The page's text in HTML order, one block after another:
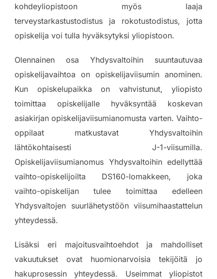
kohdeyliopistoon myös laaja
terveystarkastustodistus ja rokotustodistus, jotta
opiskelija voi tulla hyväksytyksi yliopistoon.
Olennainen osa Yhdysvaltoihin suuntautuvaa
opiskelijavaihtoa on opiskelijaviisumin anominen.
Kun opiskelupaikka on vahvistunut, yliopisto
toimittaa opiskelijalle hyväksyntää koskevan
asiakirjan opiskelijaviisumianomusta varten. Vaihto-
oppilaat matkustavat Yhdysvaltoihin
lähtökohtaisesti J-1-viisumilla.
Opiskelijaviisumianomus Yhdysvaltoihin edellyttää
vaihto-opiskelijoilta DS160-lomakkeen, joka
vaihto-opiskelijan tulee toimittaa edelleen
Yhdysvaltojen suurlähetystöön viisumihaastattelun
yhteydessä.
Lisäksi eri majoitusvaihtoehdot ja mahdolliset
vakuutukset ovat huomionarvoisia tekijöitä jo
hakuprosessin yhteydessä. Useimmat yliopistot